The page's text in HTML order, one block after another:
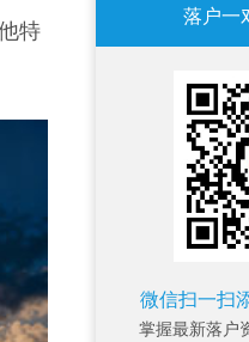
特
落户一
微信扫一扫
掌握最新落户